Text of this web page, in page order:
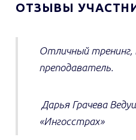
ОТЗЫВЫ
Отличный тренинг,
преподаватель.
Дарья Грачева
«Ингосстрах»